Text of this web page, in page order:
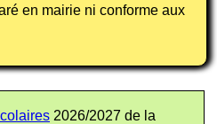
en mairie ni conforme aux
2026/2027 de la